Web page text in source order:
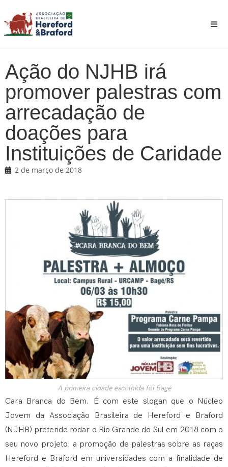
Ação do NJHB irá
promover palestras com
arrecadação de
doações para
Instituições de Caridade
2 de março de 2018
A primeira cidade escolhida foi Bagé
Cara Branca do Bem. É com este slogan que o Núcleo
Jovem da Associação Brasileira de Hereford e Braford
(NJHB) pretende rodar o Rio Grande do Sul em 2018 com o
seu novo projeto: a promoção de palestras sobre as raças
Hereford e Braford em universidades com a finalidade de